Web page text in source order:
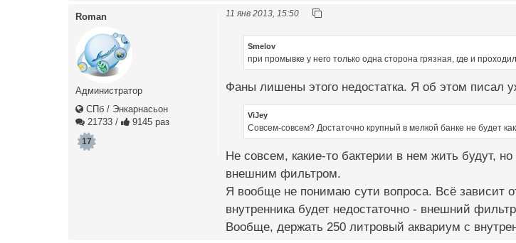
Roman
Администратор
СПб / Энкарнасьон
21733 / 9145 раз
17
11 янв 2013, 15:50
Smelov
при промывке у него только одна сторона грязная, где и
Фаны лишены этого недостатка. Я об этом писал
ViJey
Совсем-совсем? Достаточно крупный в мелкой банке не будет
Не совсем, какие-то бактерии в нем жить будут,
внешним фильтром.
Я вообще не понимаю сути вопроса. Всё зависит
внутренника будет недостаточно - внешний
Вообще, держать 250 литровый аквариум с